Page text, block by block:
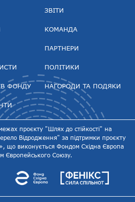
ФОНДУ
ЗВІТИ
КОМАНДА
ПАРТНЕРИ
ПОЛІТИКИ
НАГОРОДИ ТА ПОДЯКИ
проєкту "Шлях до стійкості" на
Відродження" за підтримки проєкту
що виконується Фондом Східна Європа
Європейського Союзу.